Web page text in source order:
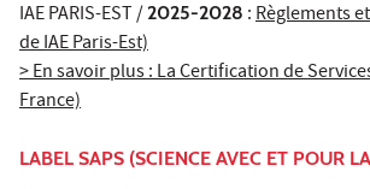
IAE PARIS-EST /2025-2028 :Règlements
de IAE Paris-Est)
> En savoir plus : La Certification de
France)
LABEL SAPS (SCIENCE AVEC ET POUR